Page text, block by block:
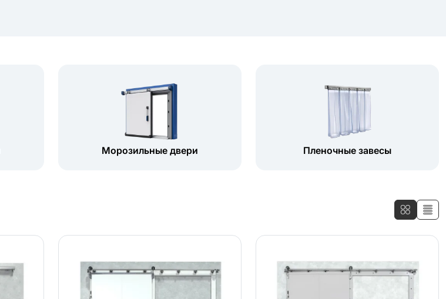
Морозильные двери Пленочные завесы